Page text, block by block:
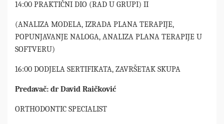
14:00 PRAKTIČNI DIO (RAD U GRUPI) II
(ANALIZA MODELA, IZRADA PLANA TERAPIJE,
POPUNJAVANJE NALOGA, ANALIZA PLANA TERAPIJE U
SOFTVERU)
16:00 DODJELA SERTIFIKATA, ZAVRŠETAK SKUPA
Predavač: dr David Raičković
ORTHODONTIC SPECIALIST